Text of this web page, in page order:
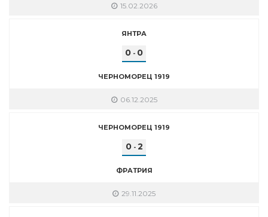
15.02.2026
ЯНТРА
0 - 0
ЧЕРНОМОРЕЦ 1919
06.12.2025
ЧЕРНОМОРЕЦ 1919
0- 2
ФРАТРИЯ
29.11.2025